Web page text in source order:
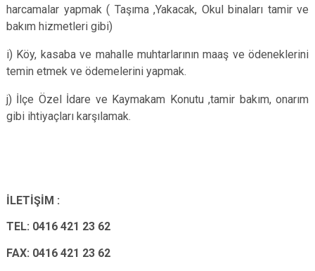
harcamalar yapmak ( Taşıma ,Yakacak, Okul binaları tamir ve
bakım hizmetleri gibi)
i) Köy, kasaba ve mahalle muhtarlarının maaş ve ödeneklerini
temin etmek ve ödemelerini yapmak.
j) İlçe Özel İdare ve Kaymakam Konutu ,tamir bakım, onarım
gibi ihtiyaçları karşılamak.
İLETİŞİM :
TEL: 0416 421 23 62
FAX: 0416 421 23 62